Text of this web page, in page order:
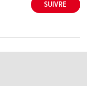
SUIVRE